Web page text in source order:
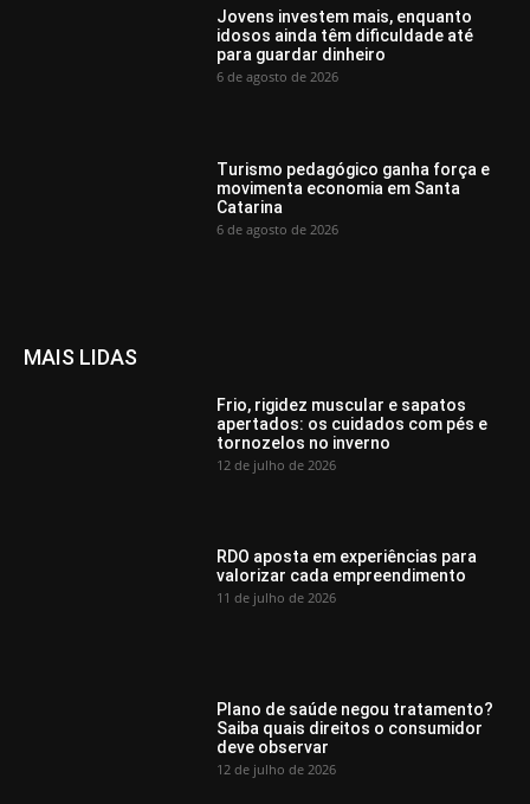
Jovens investem mais, enquanto
idosos ainda têm dificuldade até
para guardar dinheiro
6 de agosto de 2026
Turismo pedagógico ganha força e
movimenta economia em Santa
Catarina
6 de agosto de 2026
MAIS LIDAS
Frio, rigidez muscular e sapatos
apertados: os cuidados com pés e
tornozelos no inverno
12 de julho de 2026
RDO aposta em experiências para
valorizar cada empreendimento
11 de julho de 2026
Plano de saúde negou tratamento?
Saiba quais direitos o consumidor
deve observar
12 de julho de 2026